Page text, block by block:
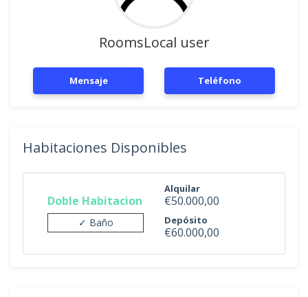
RoomsLocal user
Mensaje Teléfono
Habitaciones Disponibles
Doble Habitacion
✓ Baño
Alquilar
€50.000,00
Depósito
€60.000,00